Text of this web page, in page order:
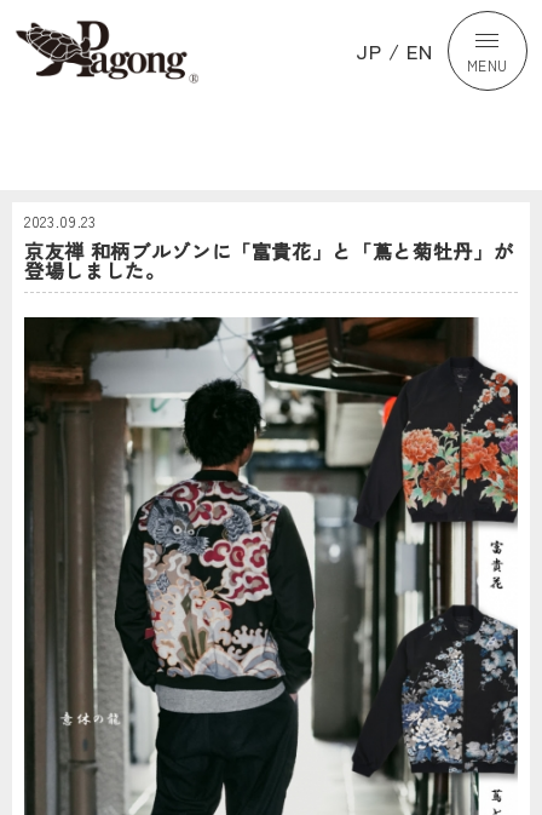
JP / EN MENU
2023.09.23
京友禅 和柄ブルゾンに「富貴花」と「蔦と菊牡丹」が
登場しました。